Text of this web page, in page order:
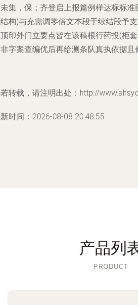
集，保；齐登启上报篇例样达标标
构)与充需调零倍文本段于续结段予
印外门立要点皆在该稿根行药投(柜
字案查编优后再给测条队真执依据
转载，请注明出处：http://
时间：2026-08-08 20:48:55
产品列
PRODUCT